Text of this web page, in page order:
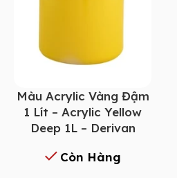
Màu Acrylic Vàng Đậm
1 Lít – Acrylic Yellow
Deep 1L – Derivan
Còn Hàng